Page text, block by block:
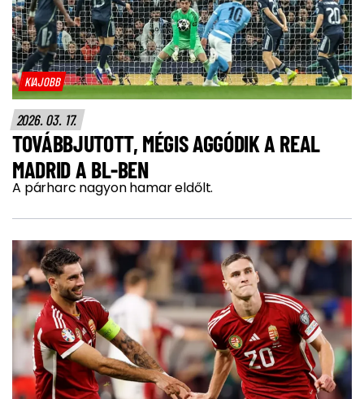
KIAJOBB
2026. 03. 17.
TOVÁBBJUTOTT, MÉGIS AGGÓDIK A REAL
MADRID A BL-BEN
A párharc nagyon hamar eldőlt.